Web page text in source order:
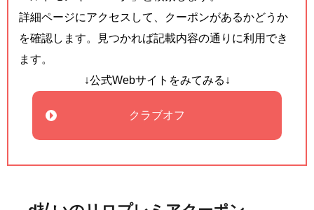
詳細ページにアクセスして、クーポンがあるかどうか
を確認します。見つかれば記載内容の通りに利用でき
ます。
↓公式Webサイトをみてみる↓
クラブオフ